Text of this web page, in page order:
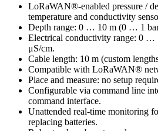
LoRaWAN®-enabled pressure /
temperature and conductivity
Depth range: 0 … 10 m (0 … 1
Electrical conductivity range: 0 …
μS/cm.
Cable length: 10 m (custom
Compatible with LoRaWAN®
Place and measure: no setup
Configurable via command line
command interface.
Unattended real-time monitoring
replacing batteries.